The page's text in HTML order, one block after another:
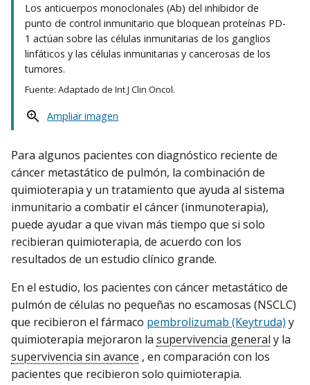
Los anticuerpos monoclonales (Ab) del inhibidor de
punto de control inmunitario que bloquean proteínas PD-
1 actúan sobre las células inmunitarias de los ganglios
linfáticos y las células inmunitarias y cancerosas de los
tumores.
Fuente: Adaptado de Int J Clin Oncol.
Ampliar imagen
Para algunos pacientes con diagnóstico reciente de
cáncer metastático de pulmón, la combinación de
quimioterapia y un tratamiento que ayuda al sistema
inmunitario a combatir el cáncer (inmunoterapia),
puede ayudar a que vivan más tiempo que si solo
recibieran quimioterapia, de acuerdo con los
resultados de un estudio clínico grande.
En el estudio, los pacientes con cáncer metastático de
pulmón de células no pequeñas no escamosas (NSCLC)
que recibieron el fármaco pembrolizumab (Keytruda) y
quimioterapia mejoraron la supervivencia general y la
supervivencia sin avance , en comparación con los
pacientes que recibieron solo quimioterapia.